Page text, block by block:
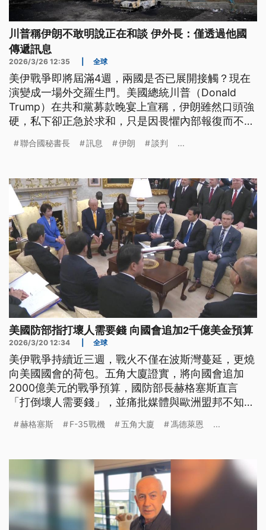
川普稱伊朗不敢明說正在和談 伊外長：僅透過他國
傳遞訊息
2026/3/26 12:35 全球
美伊戰爭即將屆滿4週，兩國是否已展開接觸？現在
演變成一場外交羅生門。美國總統川普（Donald
Trump）在共和黨募款晚宴上宣稱，伊朗雖然口頭強
硬，私下卻正急於求和，只是因畏懼內部報復而不敢
透過第3國傳遞訊息「絕非談判」，並明確拒絕美方
遭襲才可能停火。
聯合國秘書長 訊息 伊朗 談判 ...
美國防部指打壞人需要錢 向國會追加2千億美金預算
2026/3/20 12:34 全球
美伊戰爭持續近三週，戰火不僅在波斯灣蔓延，更燒
向美國國會的荷包。五角大廈證實，將向國會追加
2000億美元的戰爭預算，國防部長赫格塞斯直言
「打倒壞人需要錢」，並痛批媒體與歐洲盟邦不知感
消息。歐盟領袖則在布魯塞爾召開峰會，憂心能源價
赫格塞斯 F-35戰機 五角大廈 馮德萊恩 ...